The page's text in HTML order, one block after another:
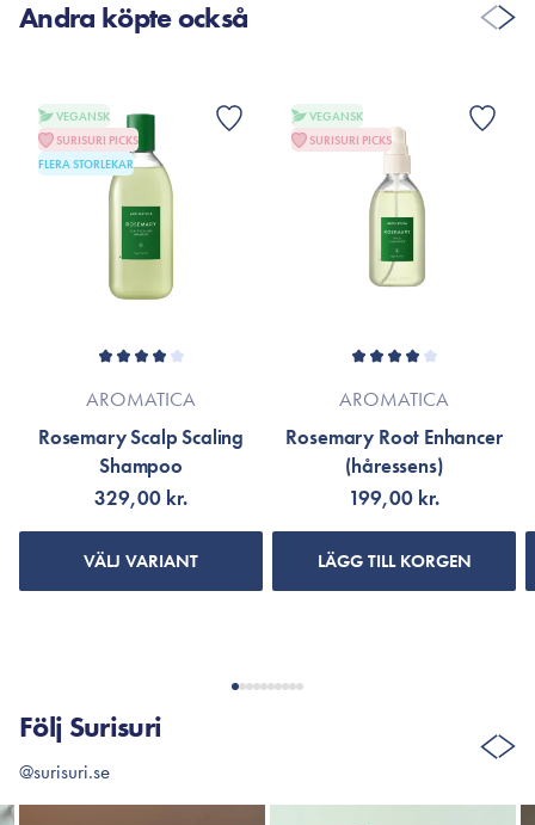
VISA FLER RECENSIONER
Andra köpte också
VEGANSK
SURISURI PICKS
FLERA STORLEKAR
AROMATICA
Rosemary Scalp Scaling
Shampoo
329,00 kr.
VÄLJ VARIANT
VEGANSK
SURISURI PICKS
AROMATICA
Rosemary Root Enhancer
(håressens)
199,00 kr.
LÄGG TILL KORGEN
Följ Surisuri
@surisuri.se